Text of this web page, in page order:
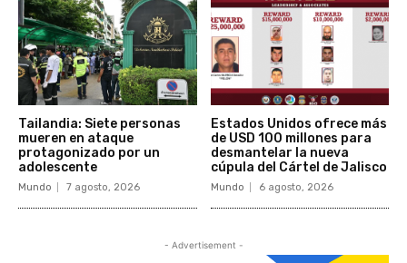
Tailandia: Siete personas
mueren en ataque
protagonizado por un
adolescente
Mundo 7 agosto, 2026
Estados Unidos ofrece más
de USD 100 millones para
desmantelar la nueva
cúpula del Cártel de Jalisco
Mundo 6 agosto, 2026
- Advertisement -